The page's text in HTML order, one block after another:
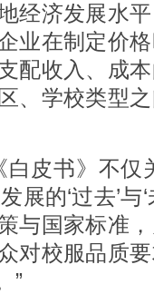
经济发展水
业在制定价
配收入、成
、学校类型
皮书》不仅
展的‘过去’与
与国家标准
对校服品质
”